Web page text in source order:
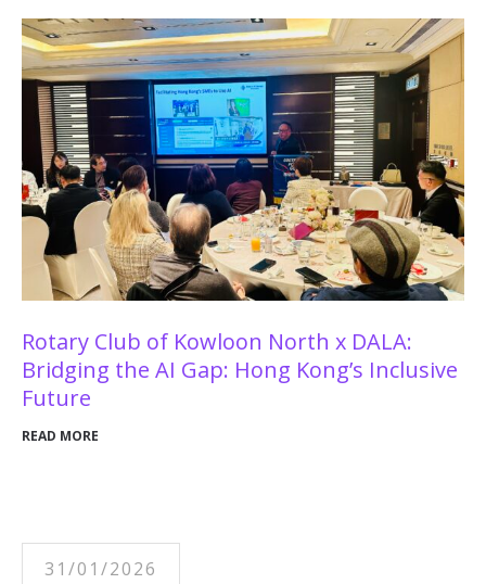
Rotary Club of Kowloon North x DALA:
Bridging the AI Gap: Hong Kong’s Inclusive
Future
READ MORE
31/01/2026